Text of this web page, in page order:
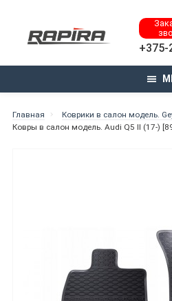
+375-
Главная
Коврики в салон модель.
Ковры в салон модель. Audi Q5 II (17-)